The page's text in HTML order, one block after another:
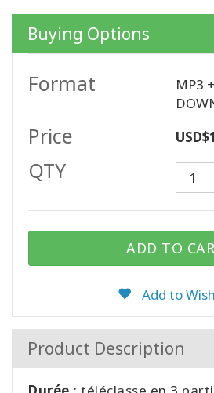
Buying Options
Format
MP3
Price
QTY
ADD TO
Add to
Product Description